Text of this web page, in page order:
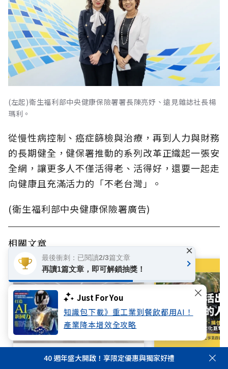
Just For You
知識包下載》重工業到餐飲都用AI！
產業降本增效全攻略
(左起)衛生福利部中央健康保險署署長陳亮妤、遠見雜誌社長楊
瑪利。
從慢性病控制、癌症篩檢與治療，再到人力與財務
的長期健全，健保署推動的系列改革正織起一張安
全網，讓更多人不僅活得老、活得好，還要一起走
向健康且充滿活力的「不老台灣」。
(衛生福利部中央健康保險署廣告)
相關文章
用關鍵行動築起健康防護網！臺
40 週年盛大開啟！享限定優惠與獨家好禮
最後衝刺：已閱讀2/3篇文章
再讀1篇文章，即可解鎖抽獎！
×